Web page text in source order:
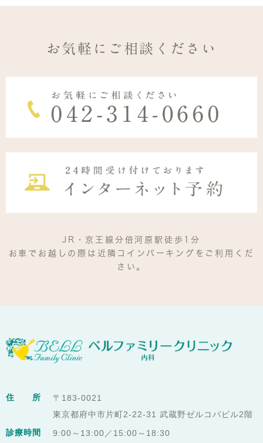
お気軽にご相談ください
JR・京王線分倍河原駅徒歩1分
お車でお越しの際は近隣コインパーキングをご利用くだ
さい。
住 所
〒183-0021
東京都府中市片町2-22-31 武蔵野ゼルコバビル2階
診療時間
9:00～13:00／15:00～18:30